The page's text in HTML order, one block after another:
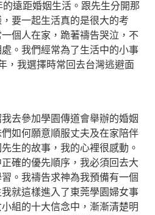
遠距婚姻生活。跟先生分開那
要一起生活真的是很大的考
個人在家，跪著禱告哭泣，不
。我們經常為了生活中的小事
，我選擇時常回去台灣逃避面
去參加學園傳道會舉辦的婚姻
如何願意順服丈夫及在家陪伴
生的故事，我的心裡很感動。
確的優先順序，我必須回去大
。我禱告求神為我預備有一個
就這樣進入了東莞學園婦女事
組的十大信念中，漸漸清楚明